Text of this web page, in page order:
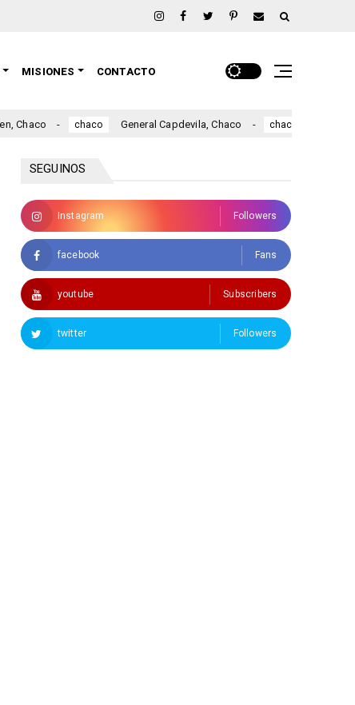
MISIONES CONTACTO
chaco General Capdevila, Chaco chaco Fuerte Esperanza,
SEGUINOS
Instagram Followers
facebook Fans
youtube Subscribers
twitter Followers